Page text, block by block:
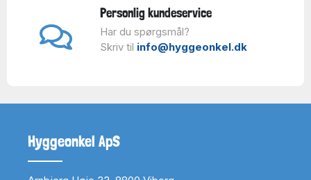
Personlig kundeservice
Har du spørgsmål?
Skriv til info@hyggeonkel.dk
Hyggeonkel ApS